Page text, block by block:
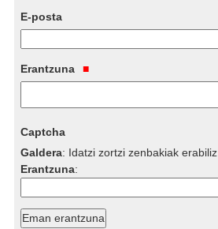
E-posta
Erantzuna
Captcha
Galdera: Idatzi zortzi zenbakiak erabiliz
Erantzuna: